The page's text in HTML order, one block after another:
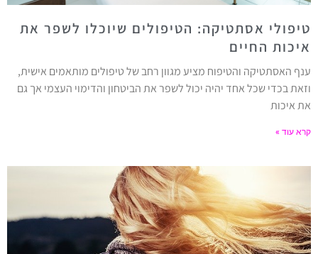
טיפולי אסתטיקה: הטיפולים שיוכלו לשפר את
איכות החיים
ענף האסתטיקה והטיפוח מציע מגוון רחב של טיפולים מותאמים אישית,
וזאת בכדי שכל אחד יהיה יכול לשפר את הביטחון והדימוי העצמי אך גם
את איכות
קרא עוד »